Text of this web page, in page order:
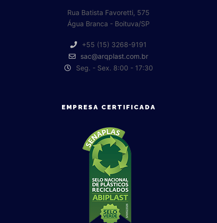
Rua Batista Favoretti, 575
Água Branca - Boituva/SP
+55 (15) 3268-9191
sac@arqplast.com.br
Seg. - Sex. 8:00 - 17:30
EMPRESA CERTIFICADA